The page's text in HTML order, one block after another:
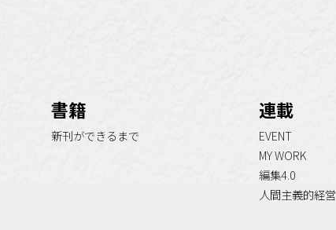
書籍
新刊ができるまで
連載
EVENT
MY WORK
編集4.0
人間主義的経営